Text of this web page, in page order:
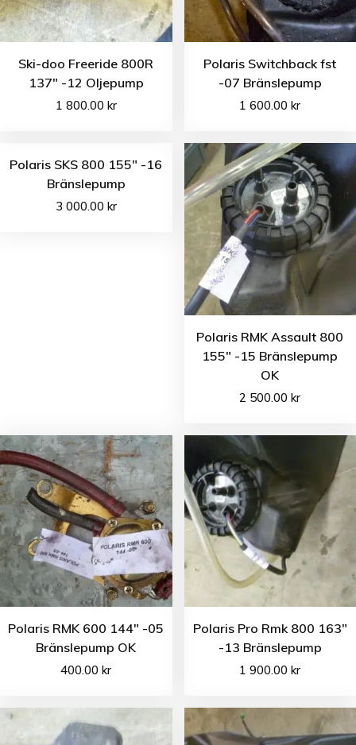
Ski-doo Freeride 800R
137″ -12 Oljepump
1 800.00 kr
Polaris Switchback fst
-07 Bränslepump
1 600.00kr
Polaris SKS 800 155″ -16
Bränslepump
3 000.00 kr
Polaris RMK Assault 800
155″ -15 Bränslepump
OK
2 500.00kr
Polaris RMK 600 144″ -05
Bränslepump OK
400.00kr
Polaris Pro Rmk 800 163″
-13 Bränslepump
1 900.00kr